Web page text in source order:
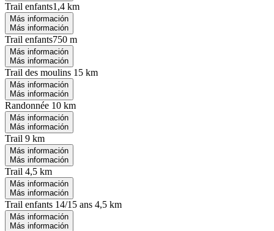
Trail enfants1,4 km
Más información
Más información
Trail enfants750 m
Más información
Más información
Trail des moulins 15 km
Más información
Más información
Randonnée 10 km
Más información
Más información
Trail 9 km
Más información
Más información
Trail 4,5 km
Más información
Más información
Trail enfants 14/15 ans 4,5 km
Más información
Más información